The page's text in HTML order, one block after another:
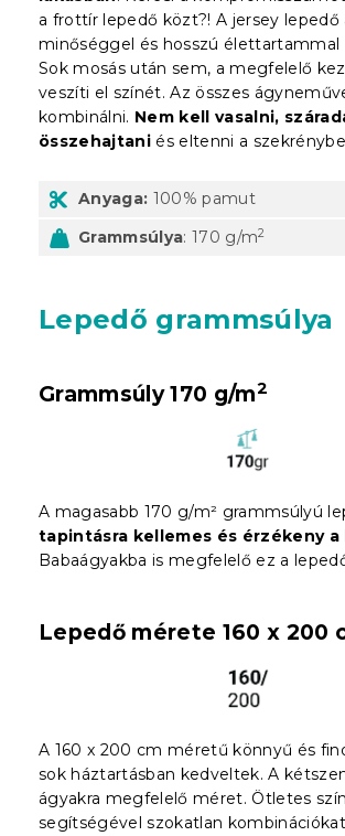
a frottír lepedő közt?! A jersey lepedő
minőséggel és hosszú élettartammal
Sok mosás után sem, a megfelelő
veszíti el színét. Az összes
kombinálni. Nem kell vasalni,
összehajtani és eltenni a
Anyaga: 100% pamut
Grammsúlya: 170 g/m2
Lepedő grammsúlya
Grammsúly 170 g/m2
A magasabb 170 g/m² grammsúlyú
tapintásra kellemes és érzékeny a
Babaágyakba is megfelelő ez a
Lepedő mérete 160 x 200
A 160 x 200 cm méretű könnyű és
sok háztartásban kedveltek. A
ágyakra megfelelő méret. Ötletes
segítségével szokatlan